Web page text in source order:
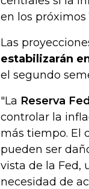
en los próximos
Las
estabilizarán
el segundo
"La Reserva
controlar la
más tiempo. El
pueden ser
vista de la Fed,
necesidad de